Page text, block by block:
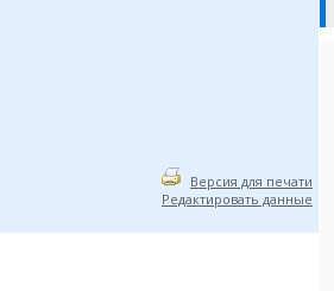
Версия для печати
Редактировать данные